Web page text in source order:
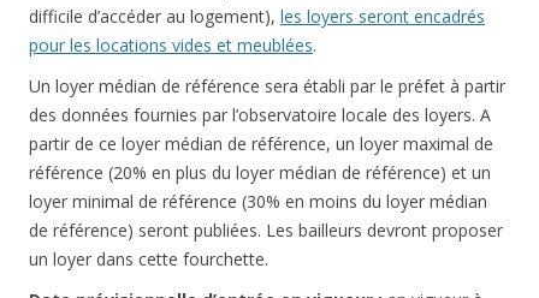
difficile d’accéder au logement), les loyers seront encadrés
pour les locations vides et meublées.
Un loyer médian de référence sera établi par le préfet à partir
des données fournies par l’observatoire locale des loyers. A
partir de ce loyer médian de référence, un loyer maximal de
référence (20% en plus du loyer médian de référence) et un
loyer minimal de référence (30% en moins du loyer médian
de référence) seront publiées. Les bailleurs devront proposer
un loyer dans cette fourchette.